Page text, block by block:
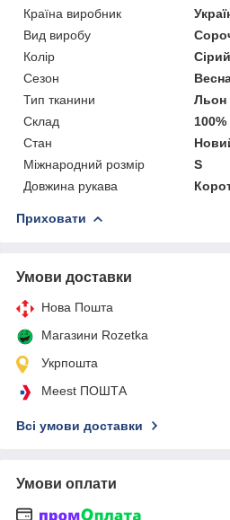
Країна виробник
Вид виробу
Колір
Сірий
Сезон
Тип тканини
Льон
Склад
Стан
Міжнародний розмір
S
Довжина рукава
Приховати
Умови доставки
Нова Пошта
Магазини Rozetka
Укрпошта
Meest ПОШТА
Всі умови доставки
Умови оплати